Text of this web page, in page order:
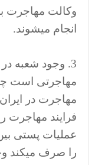
وکالت مهاجرت
انجام میشوند.
3. وجود شعبه
مهاجرتی است
مهاجرت در
فرایند مهاجرت
عملیات پستی
را صرف میکند